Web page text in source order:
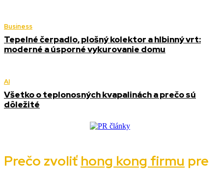
Business
Tepelné čerpadlo, plošný kolektor a hlbinný vrt:
moderné a úsporné vykurovanie domu
AI
Všetko o teplonosných kvapalinách a prečo sú
dôležité
Prečo zvoliť hong kong firmu pre